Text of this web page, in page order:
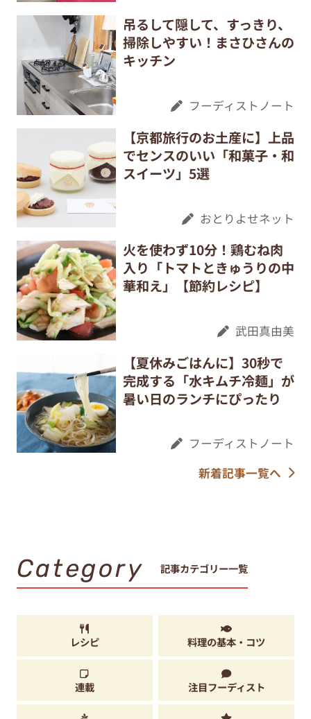
吊るして隠して、すっきり、
掃除しやすい！まさひさんの
キッチン
フーディストノート
【京都旅行のお土産に】上品
でセンスのいい「和菓子・和
スイーツ」5選
おとりよせネット
火を使わず10分！鶏むね肉
入り「トマトときゅうりの中
華和え」【節約レシピ】
武田真由美
【夏休みごはんに】30秒で
完成する「水キムチ冷麺」が
暑い日のランチにぴったり
フーディストノート
新着記事一覧へ
Category 記事カテゴリー一覧
レシピ 料理の基本・コツ
連載 注目フーディスト